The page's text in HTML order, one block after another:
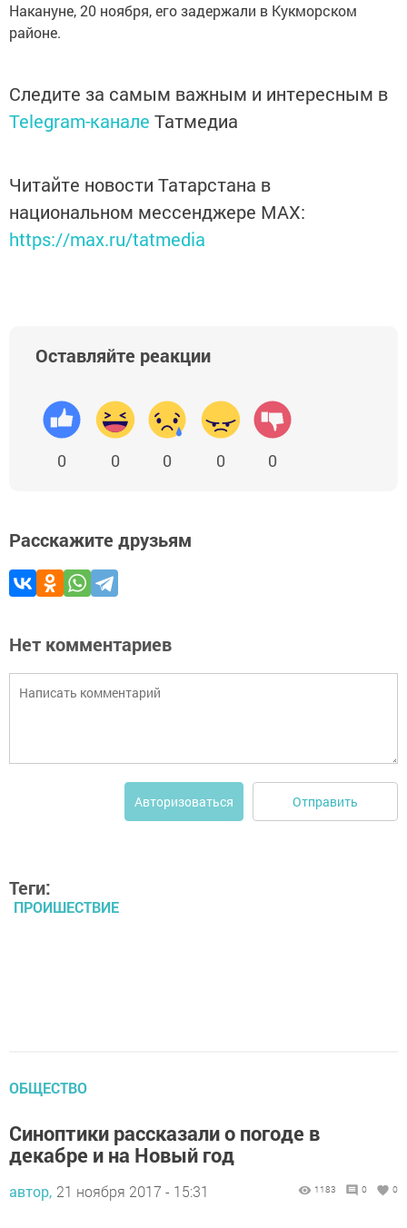
Накануне, 20 ноября, его задержали в Кукморском
районе.
Следите за самым важным и интересным в
Telegram-канале Татмедиа
Читайте новости Татарстана в
национальном мессенджере MАХ:
https://max.ru/tatmedia
Оставляйте реакции
0 0 0 0 0
Расскажите друзьям
Нет комментариев
Авторизоваться Отправить
Теги:
ПРОИШЕСТВИЕ
ОБЩЕСТВО
Синоптики рассказали о погоде в
декабре и на Новый год
автор, 21 ноября 2017 - 15:31 1183 0 0